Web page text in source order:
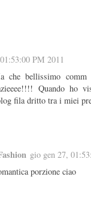
PM 2011
che bellissimo
Quando ho
fila dritto tra i miei
gio gen 27,
porzione ciao